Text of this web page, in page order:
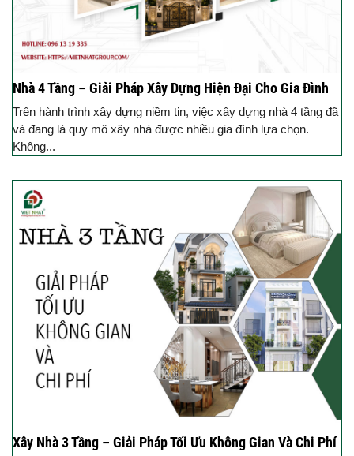
Nhà 4 Tầng – Giải Pháp Xây Dựng Hiện Đại Cho Gia Đình
Trên hành trình xây dựng niềm tin, việc xây dựng nhà 4 tầng đã
và đang là quy mô xây nhà được nhiều gia đình lựa chọn.
Không...
Xây Nhà 3 Tầng – Giải Pháp Tối Ưu Không Gian Và Chi Phí